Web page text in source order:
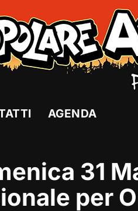
AGENDA
31
per